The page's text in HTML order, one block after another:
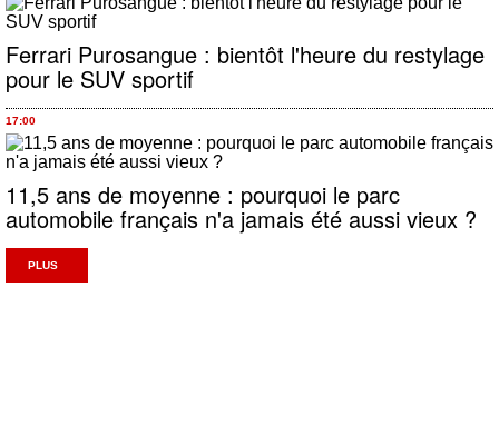
Ferrari Purosangue : bientôt l'heure du restylage
pour le SUV sportif
17:00
11,5 ans de moyenne : pourquoi le parc
automobile français n'a jamais été aussi vieux ?
PLUS